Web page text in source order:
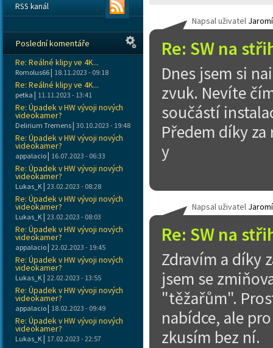
Re: SW na
Napsal uživatel
Dnes jsem si
zvuk. Nevíte
součástí
Předem díky za
y
Re: SW na
Napsal uživatel
Zdravím a díky
jsem se
"těžařům".
nabídce, ale
zkusím bez ní.
RSS kanál
Poslední komentáře
Re: Reálné klipy ve 4K...
Romolus66| 18.11.2023 - 09:18
Re: Reálné klipy ve 4K...
petka | 11.11.2023 - 13:41
Re: Úpadek v HW vývoji nových
videokamer?
Delirium Tremens| 30.10.2023 - 19:48
Re: Úpadek v HW vývoji nových
videokamer?
appalacio| 16.07.2023 - 06:33
Re: Úpadek v HW vývoji nových
videokamer?
Lukas_K | 23.02.2023 - 08:28
Re: Úpadek v HW vývoji nových
videokamer?
Lukas_K | 23.02.2023 - 08:03
Re: Úpadek v HW vývoji nových
videokamer?
appalacio| 22.02.2023 - 19:45
Re: Úpadek v HW vývoji nových
videokamer?
Lukas_K | 22.02.2023 - 13:55
Re: Úpadek v HW vývoji nových
videokamer?
appalacio| 18.02.2023 - 09:49
Re: Úpadek v HW vývoji nových
videokamer?
Lukas_K | 17.02.2023 - 22:57